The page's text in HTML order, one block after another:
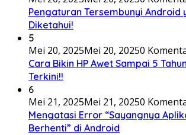
Pengaturan Tersembunyi Android
Diketahui!
5
Mei 20, 2025Mei 20, 20250
Cara Bikin HP Awet Sampai 5
Terkini!!
6
Mei 21, 2025Mei 21, 20250
Mengatasi Error “Sayangnya
Berhenti” di Android